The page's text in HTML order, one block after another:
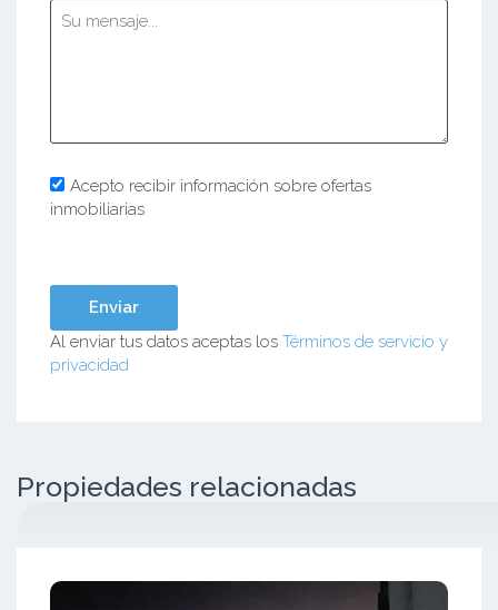
Acepto recibir información sobre ofertas
inmobiliarias
Al enviar tus datos aceptas los Términos de servicio y
privacidad
Propiedades relacionadas